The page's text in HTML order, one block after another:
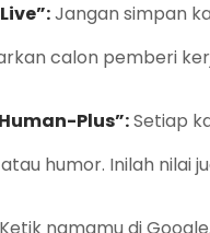
Jangan simpan
calon pemberi
Plus”:Setiap
humor. Inilah nilai